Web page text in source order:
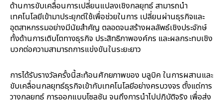
ด้านการขับเคลื่อนการเปลี่ยนแปลงเชิงกลยุทธ์ สามารถนำ
เทคโนโลยีเข้ามาประยุกต์ใช้เพื่อช่วยในการ เปลี่ยนผ่านธุรกิจและ
อุตสาหกรรมอย่างมีนัยสำคัญ ตลอดจนสร้างผลลัพธ์เชิงประจักษ์
ทั้งด้านการเติบโตทางธุรกิจ ประสิทธิภาพองค์กร และผลกระทบเชิง
บวกต่อความสามารถการแข่งขันในระยะยาว
การได้รับรางวัลครั้งนี้สะท้อนศักยภาพของ บลูบิค ในการผสานและ
ขับเคลื่อนกลยุทธ์ธุรกิจเข้ากับเทคโนโลยีอย่างครบวงจร ตั้งแต่การ
วางกลยุทธ์ การออกแบบโซลูชัน จนถึงการนำไปปฏิบัติจริง เพื่อส่ง